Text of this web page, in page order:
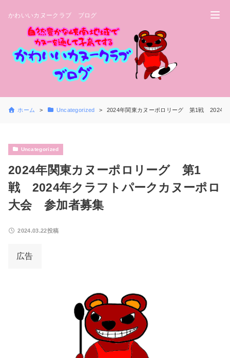
かわいいカヌークラブ ブログ
ホーム Uncategorized 2024年関東カヌーポロリーグ 第1戦 2024
Uncategorized
2024年関東カヌーポロリーグ 第1
戦 2024年クラフトパークカヌーポロ
大会 参加者募集
2024.03.22投稿
広告